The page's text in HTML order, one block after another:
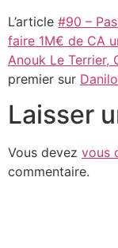
L’article #90 –
faire 1M€ de CA
Anouk Le Terrier,
premier sur
Laisser
Vous devez vous
commentaire.